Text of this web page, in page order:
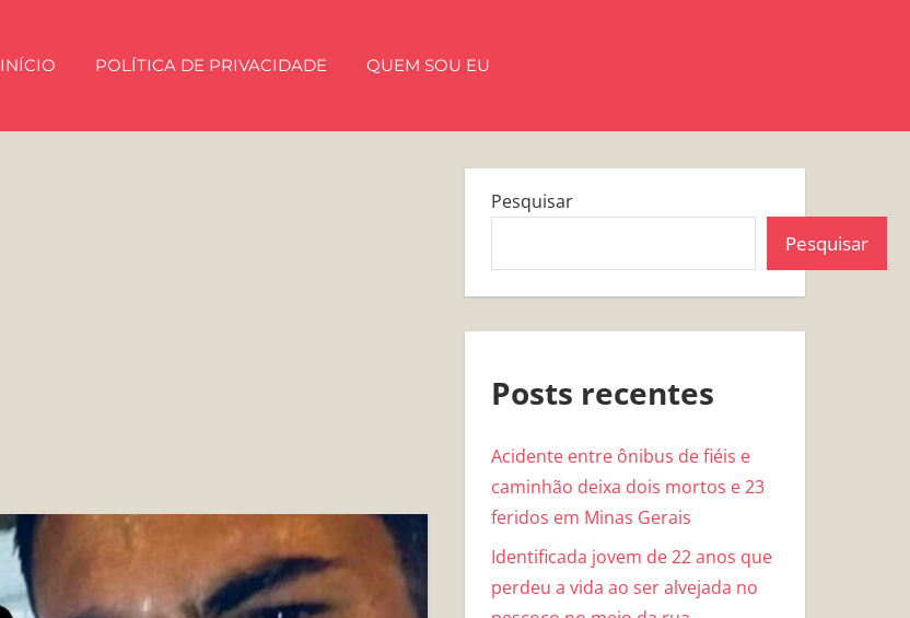
INÍCIO POLÍTICA DE PRIVACIDADE QUEM SOU EU
Pesquisar
Pesquisar
Posts recentes
Acidente entre ônibus de fiéis e
caminhão deixa dois mortos e 23
feridos em Minas Gerais
Identificada jovem de 22 anos que
perdeu a vida ao ser alvejada no